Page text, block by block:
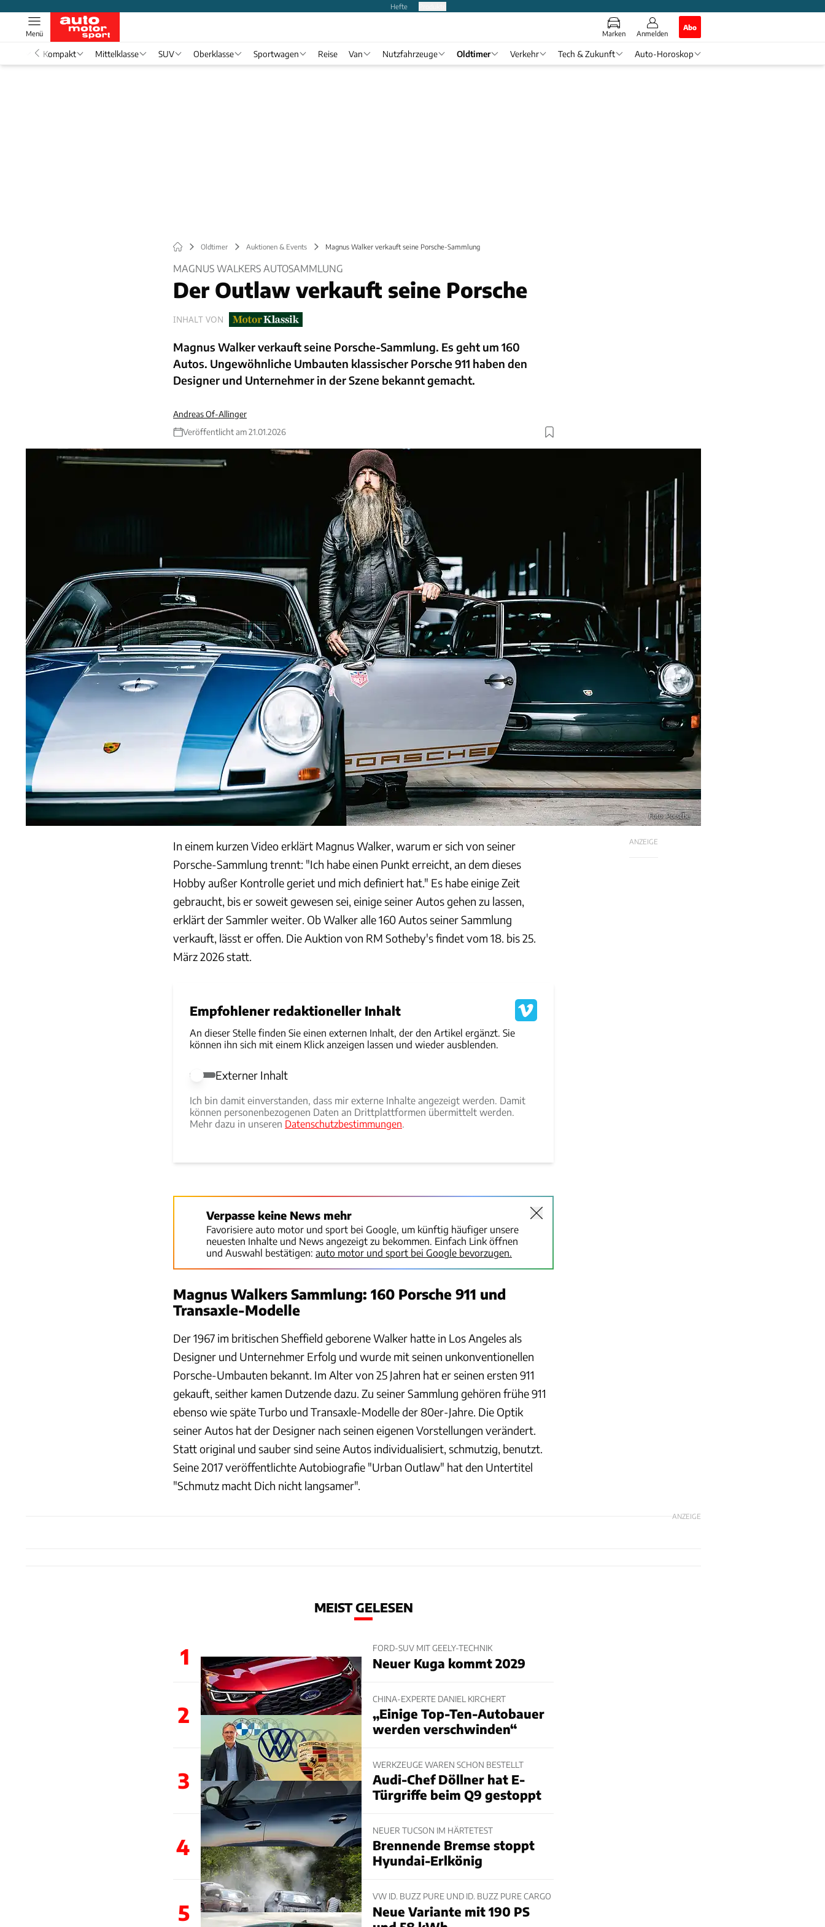
Hefte
Marken Anmelden
Abo
Menü
Kompakt Mittelklasse SUV Oberklasse Sportwagen Reise Van Nutzfahrzeuge Oldtimer Verkehr Tech & Zukunft Auto-Horoskop
Oldtimer Auktionen & Events Magnus Walker verkauft seine Porsche-Sammlung
MAGNUS WALKERS AUTOSAMMLUNG
Der Outlaw verkauft seine Porsche
INHALT VON
Magnus Walker verkauft seine Porsche-Sammlung. Es geht um 160
Autos. Ungewöhnliche Umbauten klassischer Porsche 911 haben den
Designer und Unternehmer in der Szene bekannt gemacht.
Andreas Of-Allinger
Veröffentlicht am 21.01.2026
Foto: Porsche
ANZEIGE
In einem kurzen Video erklärt Magnus Walker, warum er sich von seiner
Porsche-Sammlung trennt: "Ich habe einen Punkt erreicht, an dem dieses
Hobby außer Kontrolle geriet und mich definiert hat." Es habe einige Zeit
gebraucht, bis er soweit gewesen sei, einige seiner Autos gehen zu lassen,
erklärt der Sammler weiter. Ob Walker alle 160 Autos seiner Sammlung
verkauft, lässt er offen. Die Auktion von RM Sotheby's findet vom 18. bis 25.
März 2026 statt.
Empfohlener redaktioneller Inhalt
An dieser Stelle finden Sie einen externen Inhalt, der den Artikel ergänzt. Sie
können ihn sich mit einem Klick anzeigen lassen und wieder ausblenden.
Externer Inhalt erlauben
Externer Inhalt
Ich bin damit einverstanden, dass mir externe Inhalte angezeigt werden. Damit
können personenbezogenen Daten an Drittplattformen übermittelt werden.
Mehr dazu in unseren Datenschutzbestimmungen.
Verpasse keine News mehr
Favorisiere auto motor und sport bei Google, um künftig häufiger unsere
neuesten Inhalte und News angezeigt zu bekommen. Einfach Link öffnen
und Auswahl bestätigen: auto motor und sport bei Google bevorzugen.
Magnus Walkers Sammlung: 160 Porsche 911 und
Transaxle-Modelle
Der 1967 im britischen Sheffield geborene Walker hatte in Los Angeles als
Designer und Unternehmer Erfolg und wurde mit seinen unkonventionellen
Porsche-Umbauten bekannt. Im Alter von 25 Jahren hat er seinen ersten 911
gekauft, seither kamen Dutzende dazu. Zu seiner Sammlung gehören frühe 911
ebenso wie späte Turbo und Transaxle-Modelle der 80er-Jahre. Die Optik
seiner Autos hat der Designer nach seinen eigenen Vorstellungen verändert.
Statt original und sauber sind seine Autos individualisiert, schmutzig, benutzt.
Seine 2017 veröffentlichte Autobiografie "Urban Outlaw" hat den Untertitel
"Schmutz macht Dich nicht langsamer".
ANZEIGE
MEIST GELESEN
1 FORD-SUV MIT GEELY-TECHNIK
Neuer Kuga kommt 2029
2
CHINA-EXPERTE DANIEL KIRCHERT
„Einige Top-Ten-Autobauer
werden verschwinden“
3
WERKZEUGE WAREN SCHON BESTELLT
Audi-Chef Döllner hat E-
Türgriffe beim Q9 gestoppt
4
NEUER TUCSON IM HÄRTETEST
Brennende Bremse stoppt
Hyundai-Erlkönig
5
VW ID. BUZZ PURE UND ID. BUZZ PURE CARGO
Neue Variante mit 190 PS